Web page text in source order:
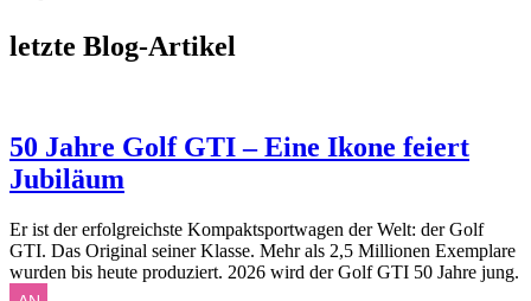
letzte Blog-Artikel
50 Jahre Golf GTI – Eine Ikone feiert
Jubiläum
Er ist der erfolgreichste Kompaktsportwagen der Welt: der Golf
GTI. Das Original seiner Klasse. Mehr als 2,5 Millionen Exemplare
wurden bis heute produziert. 2026 wird der Golf GTI 50 Jahre jung.